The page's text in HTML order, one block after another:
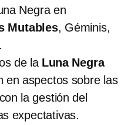
Negra en
Mutables, Géminis,
de la Luna Negra
en aspectos sobre las
la gestión del
expectativas.